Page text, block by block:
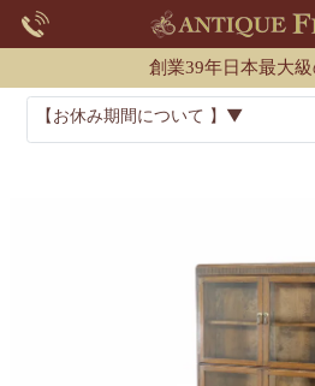
創業39年日本最大
【お休み期間について 】▼